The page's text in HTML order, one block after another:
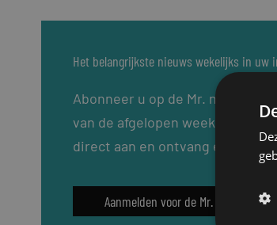
Het belangrijkste nieuws wekelijks in uw
Abonneer u op de Mr.
van de afgelopen week, de
direct aan en ontvang elke
Aanmelden voor de Mr. nieuwsbrief